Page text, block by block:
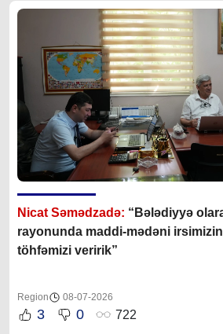
Nicat Səmədzadə: “Bələdiyyə
rayonunda maddi-mədəni
töhfəmizi veririk”
Region 08-07-2026
3 0 722